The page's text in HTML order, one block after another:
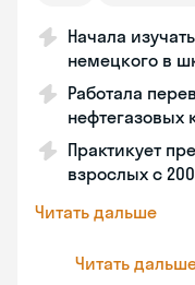
Начала
немецкого в
Работала
нефтегазовых
Практикует
взрослых с
Читать дальше
Читать